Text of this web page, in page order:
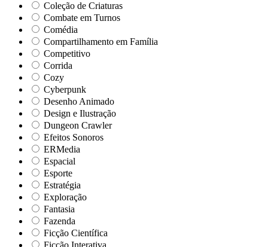
Coleção de Criaturas
Combate em Turnos
Comédia
Compartilhamento em Família
Competitivo
Corrida
Cozy
Cyberpunk
Desenho Animado
Design e Ilustração
Dungeon Crawler
Efeitos Sonoros
ERMedia
Espacial
Esporte
Estratégia
Exploração
Fantasia
Fazenda
Ficção Científica